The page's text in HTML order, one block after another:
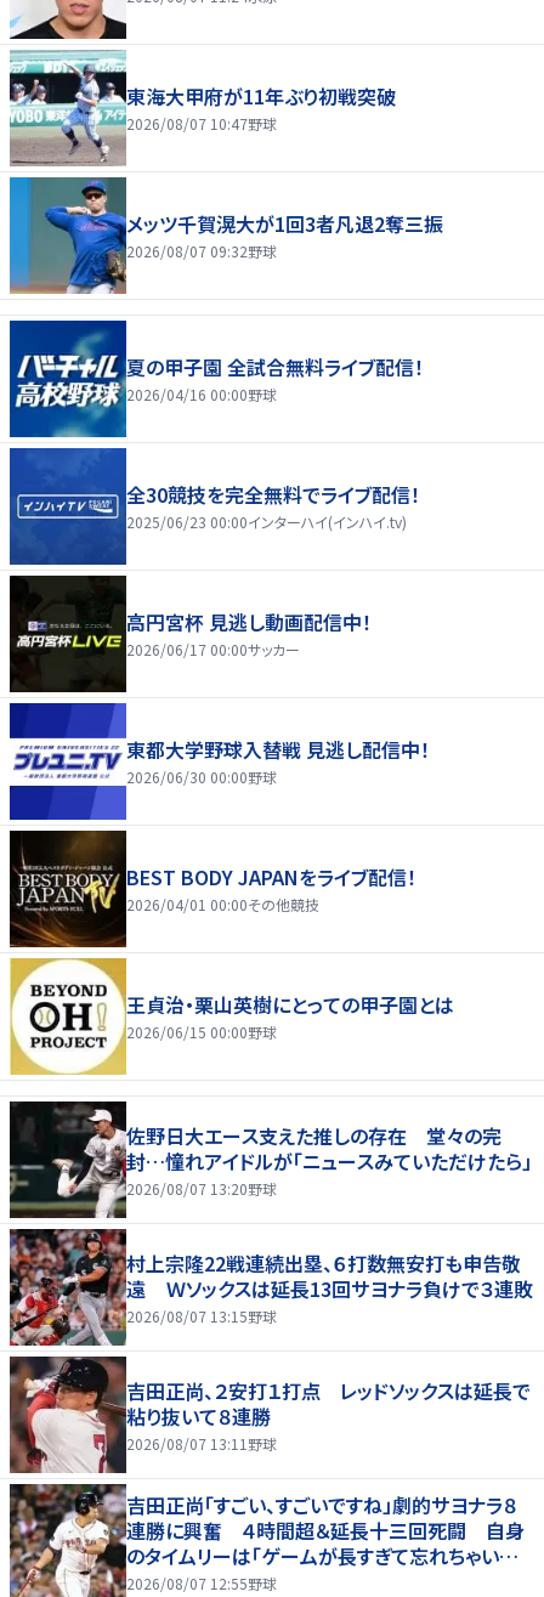
東海大甲府が11年ぶり初戦突破
2026/08/07 10:47野球
メッツ千賀滉大が1回3者凡退2奪三振
2026/08/07 09:32野球
夏の甲子園 全試合無料ライブ配信！
2026/04/16 00:00野球
全30競技を完全無料でライブ配信！
2025/06/23 00:00インターハイ(インハイ.tv)
高円宮杯 見逃し動画配信中！
2026/06/17 00:00サッカー
東都大学野球入替戦 見逃し配信中！
2026/06/30 00:00野球
BEST BODY JAPANをライブ配信！
2026/04/01 00:00その他競技
王貞治・栗山英樹にとっての甲子園とは
2026/06/15 00:00野球
佐野日大エース支えた推しの存在 堂々の完
封…憧れアイドルが「ニュースみていただけたら」
2026/08/07 13:20野球
村上宗隆22戦連続出塁、６打数無安打も申告敬
遠 Ｗソックスは延長13回サヨナラ負けで３連敗
2026/08/07 13:15野球
吉田正尚、２安打１打点 レッドソックスは延長で
粘り抜いて８連勝
2026/08/07 13:11 野球
吉田正尚「すごい、すごいですね」劇的サヨナラ８
連勝に興奮 ４時間超＆延長十三回死闘 自身
のタイムリーは「ゲームが長すぎて忘れちゃいまし
た」
2026/08/07 12:55野球